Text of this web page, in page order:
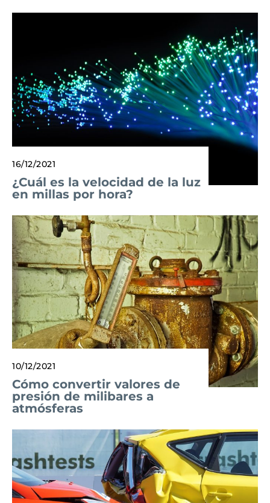
16/12/2021
¿Cuál es la velocidad de la luz
en millas por hora?
10/12/2021
Cómo convertir valores de
presión de milibares a
atmósferas